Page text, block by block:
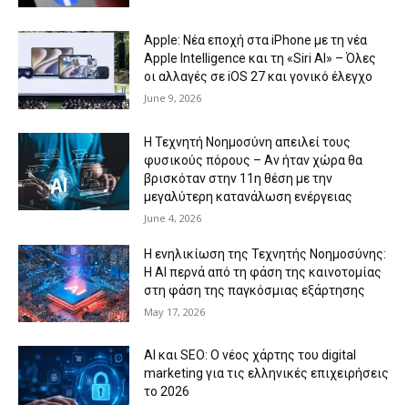
Apple: Νέα εποχή στα iPhone με τη νέα
Apple Intelligence και τη «Siri AI» – Όλες
οι αλλαγές σε iOS 27 και γονικό έλεγχο
June 9, 2026
Η Τεχνητή Νοημοσύνη απειλεί τους
φυσικούς πόρους – Αν ήταν χώρα θα
βρισκόταν στην 11η θέση με την
μεγαλύτερη κατανάλωση ενέργειας
June 4, 2026
Η ενηλικίωση της Τεχνητής Νοημοσύνης:
Η AI περνά από τη φάση της καινοτομίας
στη φάση της παγκόσμιας εξάρτησης
May 17, 2026
AI και SEO: Ο νέος χάρτης του digital
marketing για τις ελληνικές επιχειρήσεις
το 2026